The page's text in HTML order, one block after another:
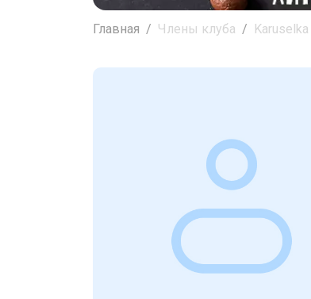
Главная Члены клуба Karuselka